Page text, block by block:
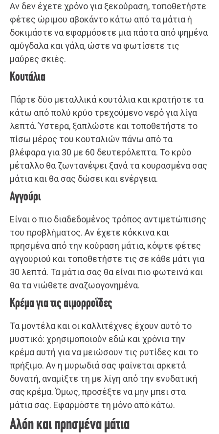
Αν δεν έχετε χρόνο για ξεκούραση, τοποθετήστε
φέτες ώριμου αβοκάντο κάτω από τα μάτια ή
δοκιμάστε να εφαρμόσετε μια πάστα από ψημένα
αμύγδαλα και γάλα, ώστε να φωτίσετε τις
μαύρες σκιές.
Κουτάλια
Πάρτε δύο μεταλλικά κουτάλια και κρατήστε τα
κάτω από πολύ κρύο τρεχούμενο νερό για λίγα
λεπτά. Ύστερα, ξαπλώστε και τοποθετήστε το
πίσω μέρος του κουταλιών πάνω από τα
βλέφαρα για 30 με 60 δευτερόλεπτα. Το κρύο
μέταλλο θα ζωντανέψει ξανά τα κουρασμένα σας
μάτια και θα σας δώσει και ενέργεια.
Αγγούρι
Είναι ο πιο διαδεδομένος τρόπος αντιμετώπισης
του προβλήματος. Αν έχετε κόκκινα και
πρησμένα από την κούραση μάτια, κόψτε φέτες
αγγουριού και τοποθετήστε τις σε κάθε μάτι για
30 λεπτά. Τα μάτια σας θα είναι πιο φωτεινά και
θα τα νιώθετε αναζωογονημένα.
Κρέμα για τις αιμορροΐδες
Τα μοντέλα και οι καλλιτέχνες έχουν αυτό το
μυστικό: χρησιμοποιούν εδώ και χρόνια την
κρέμα αυτή για να μειώσουν τις ρυτίδες και το
πρήξιμο. Αν η μυρωδιά σας φαίνεται αρκετά
δυνατή, αναμίξτε τη με λίγη από την ενυδατική
σας κρέμα. Όμως, προσέξτε να μην μπει στα
μάτια σας. Εφαρμόστε τη μόνο από κάτω.
Αλόη και πρησμένα μάτια